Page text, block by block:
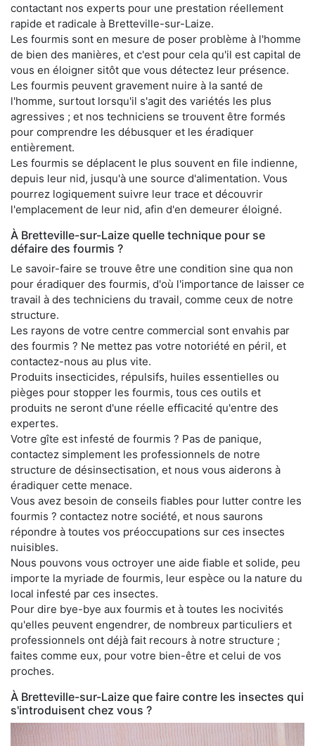
contactant nos experts pour une prestation réellement
rapide et radicale à Bretteville-sur-Laize.
Les fourmis sont en mesure de poser problème à l'homme
de bien des manières, et c'est pour cela qu'il est capital de
vous en éloigner sitôt que vous détectez leur présence.
Les fourmis peuvent gravement nuire à la santé de
l'homme, surtout lorsqu'il s'agit des variétés les plus
agressives ; et nos techniciens se trouvent être formés
pour comprendre les débusquer et les éradiquer
entièrement.
Les fourmis se déplacent le plus souvent en file indienne,
depuis leur nid, jusqu'à une source d'alimentation. Vous
pourrez logiquement suivre leur trace et découvrir
l'emplacement de leur nid, afin d'en demeurer éloigné.
À Bretteville-sur-Laize quelle technique pour se
défaire des fourmis ?
Le savoir-faire se trouve être une condition sine qua non
pour éradiquer des fourmis, d'où l'importance de laisser ce
travail à des techniciens du travail, comme ceux de notre
structure.
Les rayons de votre centre commercial sont envahis par
des fourmis ? Ne mettez pas votre notoriété en péril, et
contactez-nous au plus vite.
Produits insecticides, répulsifs, huiles essentielles ou
pièges pour stopper les fourmis, tous ces outils et
produits ne seront d'une réelle efficacité qu'entre des
expertes.
Votre gîte est infesté de fourmis ? Pas de panique,
contactez simplement les professionnels de notre
structure de désinsectisation, et nous vous aiderons à
éradiquer cette menace.
Vous avez besoin de conseils fiables pour lutter contre les
fourmis ? contactez notre société, et nous saurons
répondre à toutes vos préoccupations sur ces insectes
nuisibles.
Nous pouvons vous octroyer une aide fiable et solide, peu
importe la myriade de fourmis, leur espèce ou la nature du
local infesté par ces insectes.
Pour dire bye-bye aux fourmis et à toutes les nocivités
qu'elles peuvent engendrer, de nombreux particuliers et
professionnels ont déjà fait recours à notre structure ;
faites comme eux, pour votre bien-être et celui de vos
proches.
À Bretteville-sur-Laize que faire contre les insectes qui
s'introduisent chez vous ?